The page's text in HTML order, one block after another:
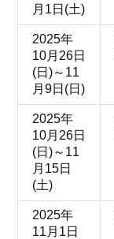
月1日(土)
2025年
10月26日
(日)～11
月9日(日)
2025年
10月26日
(日)～11
月15日
(土)
2025年
11月1日